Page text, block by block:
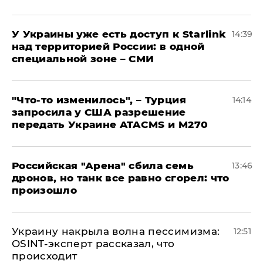
У Украины уже есть доступ к Starlink
над территорией России: в одной
специальной зоне – СМИ
14:39
​"Что-то изменилось", – Турция
запросила у США разрешение
передать Украине ATACMS и M270
14:14
​Российская "Арена" сбила семь
дронов, но танк все равно сгорел: что
произошло
13:46
​Украину накрыла волна пессимизма:
OSINT-эксперт рассказал, что
происходит
12:51